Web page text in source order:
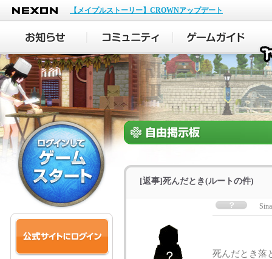
NEXON
【メイプルストーリー】CROWNアップデート
[返事]死んだとき(ルートの件)
死んだとき落